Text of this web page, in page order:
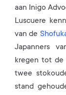
aan Inigo
Luscuere
van de
Japanners
kregen tot de
twee
stand